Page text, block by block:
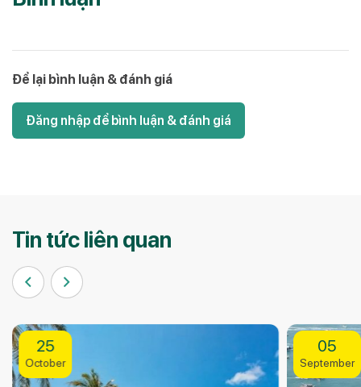
Để lại bình luận & đánh giá
Đăng nhập để bình luận & đánh giá
Tin tức liên quan
05
September
26
March